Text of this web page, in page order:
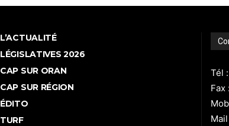
L’ACTUALITÉ
LÉGISLATIVES 2026
CAP SUR ORAN
CAP SUR RÉGION
ÉDITO
TURF
Tél
Fax